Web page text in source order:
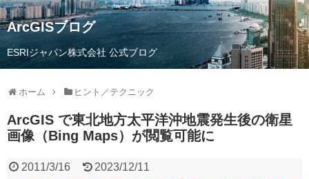
ArcGISブログ
ESRIジャパン株式会社 公式ブログ
ホーム ヒント／テクニック
ArcGIS で東北地方太平洋沖地震発生後の衛星
画像（Bing Maps）が閲覧可能に
2011/3/16
2023/12/11